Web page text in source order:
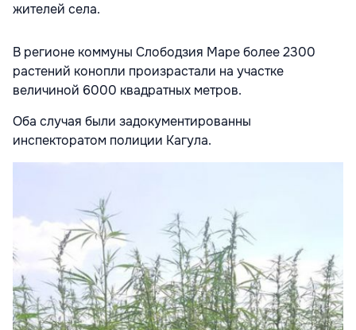
жителей села.
В регионе коммуны Слободзия Маре более 2300
растений конопли произрастали на участке
величиной 6000 квадратных метров.
Оба случая были задокументированны
инспекторатом полиции Кагула.